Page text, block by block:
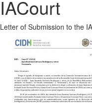
IACourt
Letter of Submission to the